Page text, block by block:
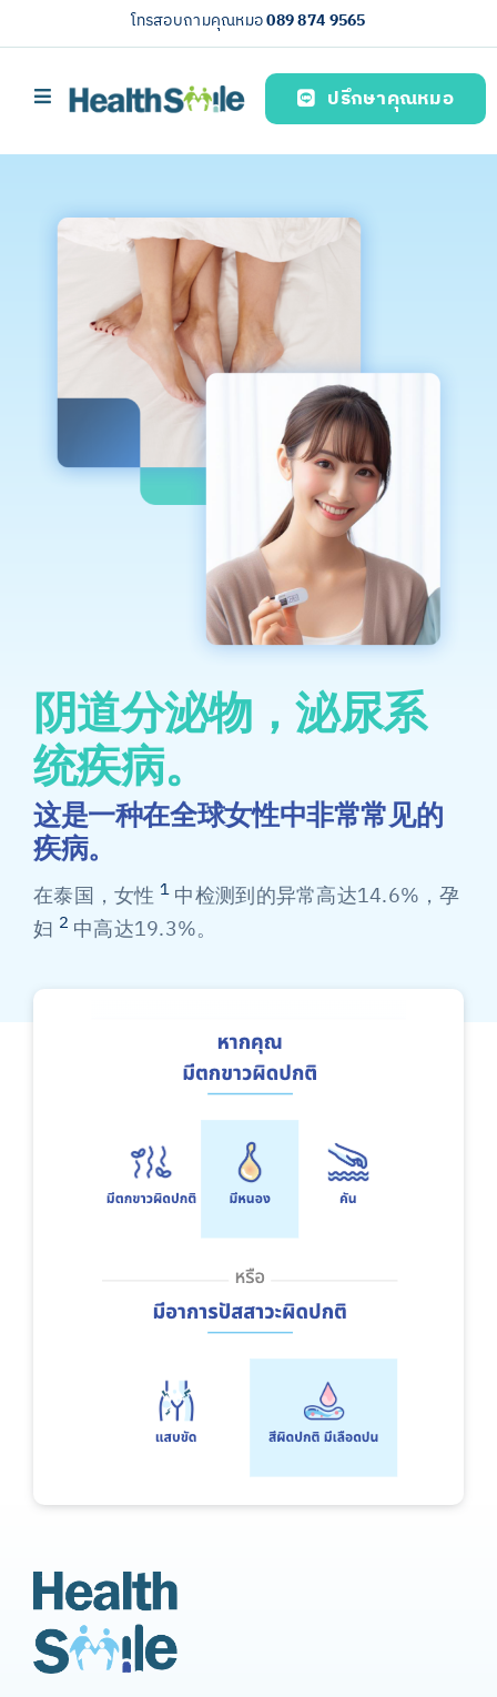
to
โทรสอบถามคุณหมอ089 874 9565
Toggle
简体中文
ปรึกษาคุณหมอ
阴道分泌物，泌尿系
统疾病。
这是一种在全球女性中非常常见的
疾病。
在泰国，女性 1 中检测到的异常高达14.6%，孕
妇 2 中高达19.3%。